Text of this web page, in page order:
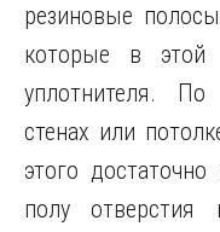
резиновые
которые в этой
уплотнителя.
стенах или
этого
полу отверстия